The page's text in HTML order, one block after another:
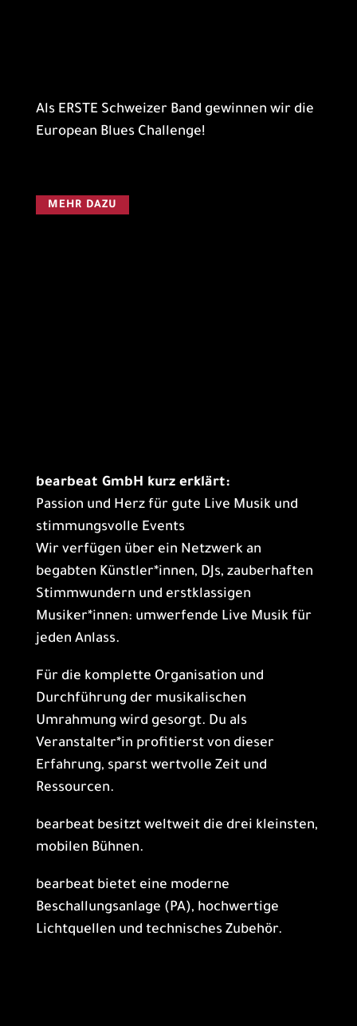
Als ERSTE Schweizer Band gewinnen wir die
European Blues Challenge!
MEHR DAZU
bearbeat GmbH kurz erklärt:
Passion und Herz für gute Live Musik und
stimmungsvolle Events
Wir verfügen über ein Netzwerk an
begabten Künstler*innen, DJs, zauberhaften
Stimmwundern und erstklassigen
Musiker*innen: umwerfende Live Musik für
jeden Anlass.
Für die komplette Organisation und
Durchführung der musikalischen
Umrahmung wird gesorgt. Du als
Veranstalter*in profitierst von dieser
Erfahrung, sparst wertvolle Zeit und
Ressourcen.
bearbeat besitzt weltweit die drei kleinsten,
mobilen Bühnen.
bearbeat bietet eine moderne
Beschallungsanlage (PA), hochwertige
Lichtquellen und technisches Zubehör.